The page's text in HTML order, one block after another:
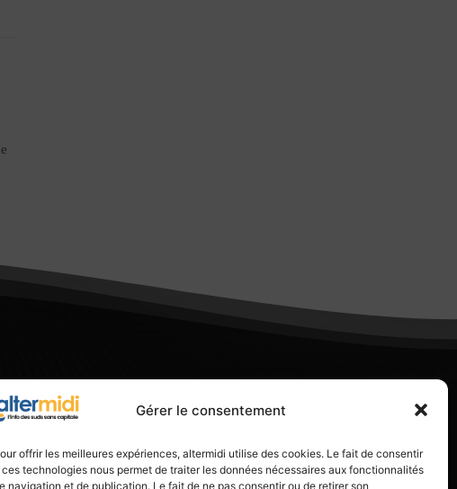
Gérer le consentement
offrir les meilleures expériences, altermidi utilise des cookies. Le fait de consentir
ces technologies nous permet de traiter les données nécessaires aux fonctionnalités
navigation et de publication. Le fait de ne pas consentir ou de retirer son